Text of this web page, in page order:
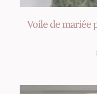
Voile de mariée